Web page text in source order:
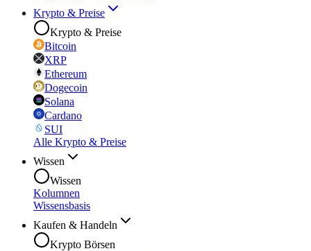
Krypto & Preise
Krypto & Preise
Bitcoin
XRP
Ethereum
Dogecoin
Solana
Cardano
SUI
Alle Krypto & Preise
Wissen
Wissen
Kolumnen
Wissensbasis
Kaufen & Handeln
Krypto Börsen